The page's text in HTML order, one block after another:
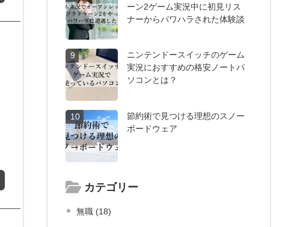
ーン2ゲーム実況中に初見リス
ナーからパワハラされた体験談
9
ニンテンドースイッチのゲーム
実況におすすめの格安ノートパ
ソコンとは？
10
節約術で見つける理想のスノー
ボードウェア
カテゴリー
無職 (18)